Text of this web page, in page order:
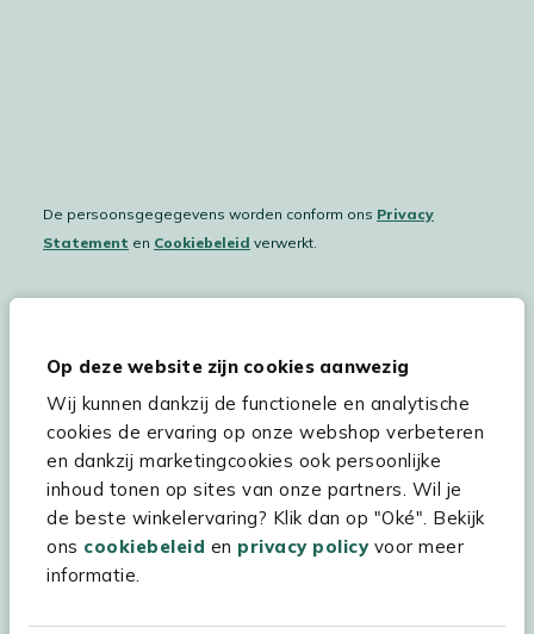
Op deze website zijn cookies aanwezig
Wij kunnen dankzij de functionele en analytische
cookies de ervaring op onze webshop verbeteren
en dankzij marketingcookies ook persoonlijke
inhoud tonen op sites van onze partners. Wil je
de beste winkelervaring? Klik dan op "Oké". Bekijk
ons cookiebeleid en privacy policyvoor meer
informatie.
De persoonsgegegevens worden conform ons Privacy
Statement en Cookiebeleid verwerkt.
Hulp & service
Assortiment
Kees Smit Tuinmeubelen
Experience Stores XXL